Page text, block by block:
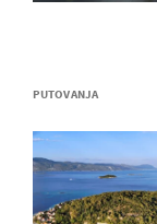
PUTOVANJA